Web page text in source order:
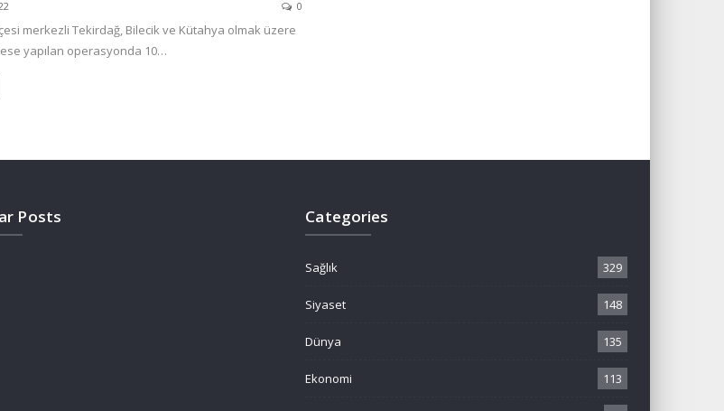
0
merkezli Tekirdağ, Bilecik ve Kütahya olmak üzere
yapılan operasyonda 10…
Posts Categories
Sağlık 329
Siyaset 148
Dünya 135
Ekonomi 113